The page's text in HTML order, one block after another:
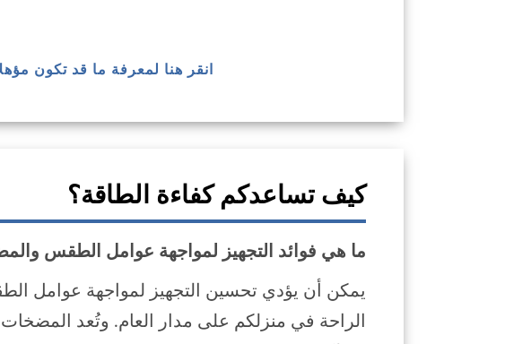
انقر هنا لمعرفة ما قد تكون
كيف تساعدكم كفاءة الطاقة؟
ما هي فوائد التجهيز لمواجهة عوامل الطقس
يمكن أن يؤدي تحسين التجهيز لمواجهة عوامل
الراحة في منزلكم على مدار العام. وتُعد المضخات